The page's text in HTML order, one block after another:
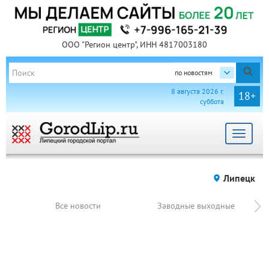
ООО "Регион центр", ИНН 4817003180
по новостям
18+
8 августа 2026 г.
суббота
Toggle
Липецк
Все новости Заводные выходные